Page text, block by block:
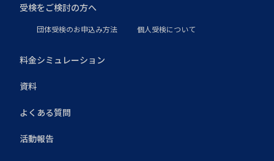
受検をご検討の方へ
団体受検のお申込み方法 個人受検について
料金シミュレーション
資料
よくある質問
活動報告